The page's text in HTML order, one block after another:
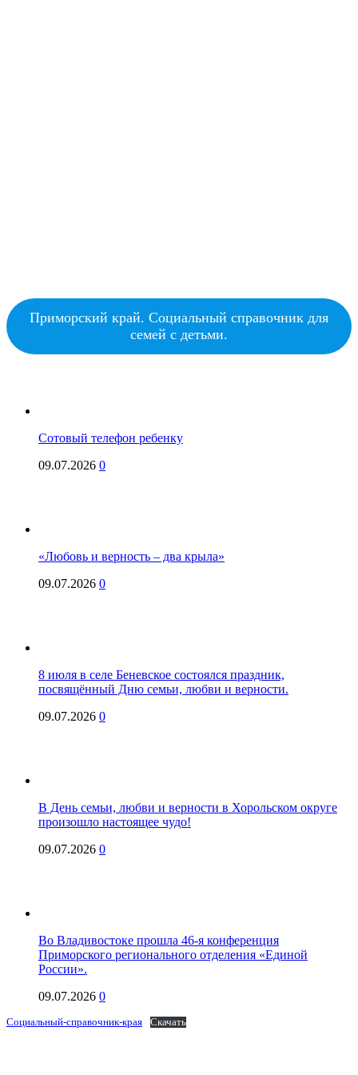
Приморский край. Социальный справочник для
семей с детьми.
Сотовый телефон ребенку
09.07.2026 0
«Любовь и верность – два крыла»
09.07.2026 0
8 июля в селе Беневское состоялся праздник,
посвящённый Дню семьи, любви и верности.
09.07.2026 0
В День семьи, любви и верности в Хорольском округе
произошло настоящее чудо!
09.07.2026 0
Во Владивостоке прошла 46-я конференция
Приморского регионального отделения «Единой
России».
09.07.2026 0
Социальный-справочник-края Скачать